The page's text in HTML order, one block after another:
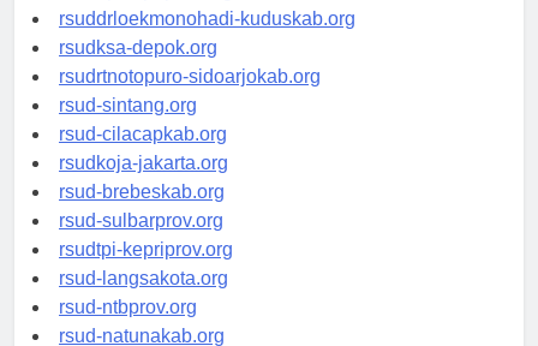
rsud-tpikepriprov.org
rsuddrloekmonohadi-kuduskab.org
rsudksa-depok.org
rsudrtnotopuro-sidoarjokab.org
rsud-sintang.org
rsud-cilacapkab.org
rsudkoja-jakarta.org
rsud-brebeskab.org
rsud-sulbarprov.org
rsudtpi-kepriprov.org
rsud-langsakota.org
rsud-ntbprov.org